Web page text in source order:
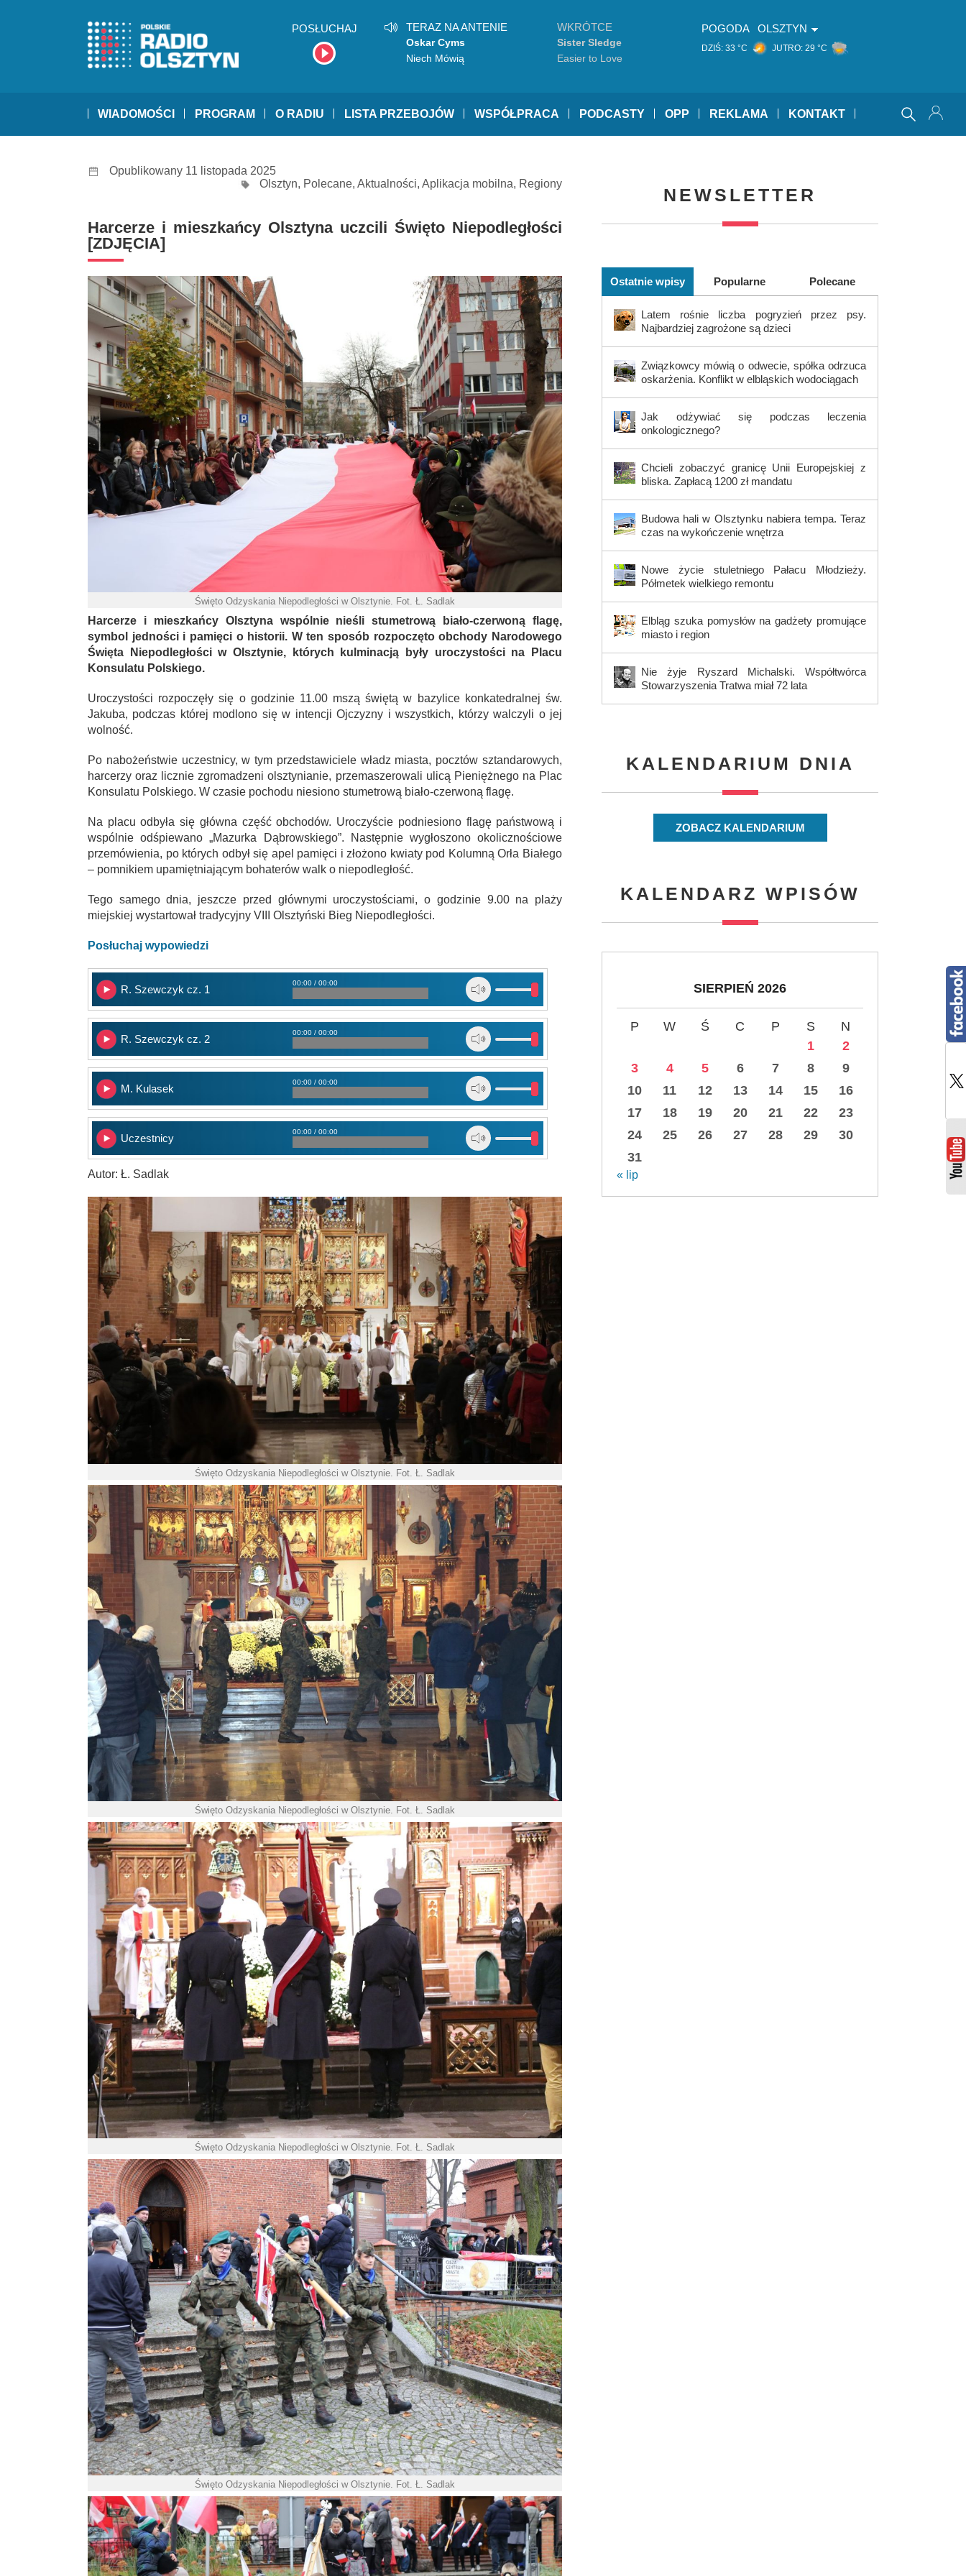
POSŁUCHAJ TERAZ NA ANTENIE
Oskar Cyms
Niech Mówią
WKRÓTCE
Sister Sledge
Easier to Love
POGODA OLSZTYN
DZIŚ: 33 °C JUTRO: 29 °C
WIADOMOŚCI PROGRAM O RADIU LISTA PRZEBOJÓW WSPÓŁPRACA PODCASTY OPP REKLAMA KONTAKT
Opublikowany 11 listopada 2025
Olsztyn, Polecane, Aktualności, Aplikacja mobilna, Regiony
Harcerze i mieszkańcy Olsztyna uczcili Święto Niepodległości
[ZDJĘCIA]
Święto Odzyskania Niepodległości w Olsztynie. Fot. Ł. Sadlak
Harcerze i mieszkańcy Olsztyna wspólnie nieśli stumetrową biało-czerwoną flagę,
symbol jedności i pamięci o historii. W ten sposób rozpoczęto obchody Narodowego
Święta Niepodległości w Olsztynie, których kulminacją były uroczystości na Placu
Konsulatu Polskiego.
Uroczystości rozpoczęły się o godzinie 11.00 mszą świętą w bazylice konkatedralnej św.
Jakuba, podczas której modlono się w intencji Ojczyzny i wszystkich, którzy walczyli o jej
wolność.
Po nabożeństwie uczestnicy, w tym przedstawiciele władz miasta, pocztów sztandarowych,
harcerzy oraz licznie zgromadzeni olsztynianie, przemaszerowali ulicą Pieniężnego na Plac
Konsulatu Polskiego. W czasie pochodu niesiono stumetrową biało-czerwoną flagę.
Na placu odbyła się główna część obchodów. Uroczyście podniesiono flagę państwową i
wspólnie odśpiewano „Mazurka Dąbrowskiego”. Następnie wygłoszono okolicznościowe
przemówienia, po których odbył się apel pamięci i złożono kwiaty pod Kolumną Orła Białego
– pomnikiem upamiętniającym bohaterów walk o niepodległość.
Tego samego dnia, jeszcze przed głównymi uroczystościami, o godzinie 9.00 na plaży
miejskiej wystartował tradycyjny VIII Olsztyński Bieg Niepodległości.
Posłuchaj wypowiedzi
R. Szewczyk cz. 1
00:00 / 00:00
R. Szewczyk cz. 2
00:00 / 00:00
M. Kulasek
00:00 / 00:00
Uczestnicy
00:00 / 00:00
Autor: Ł. Sadlak
Święto Odzyskania Niepodległości w Olsztynie. Fot. Ł. Sadlak
Święto Odzyskania Niepodległości w Olsztynie. Fot. Ł. Sadlak
Święto Odzyskania Niepodległości w Olsztynie. Fot. Ł. Sadlak
Święto Odzyskania Niepodległości w Olsztynie. Fot. Ł. Sadlak
NEWSLETTER
Ostatnie wpisy Popularne Polecane
Latem rośnie liczba pogryzień przez psy.
Najbardziej zagrożone są dzieci
Związkowcy mówią o odwecie, spółka odrzuca
oskarżenia. Konflikt w elbląskich wodociągach
Jak odżywiać się podczas leczenia
onkologicznego?
Chcieli zobaczyć granicę Unii Europejskiej z
bliska. Zapłacą 1200 zł mandatu
Budowa hali w Olsztynku nabiera tempa. Teraz
czas na wykończenie wnętrza
Nowe życie stuletniego Pałacu Młodzieży.
Półmetek wielkiego remontu
Elbląg szuka pomysłów na gadżety promujące
miasto i region
Nie żyje Ryszard Michalski. Współtwórca
Stowarzyszenia Tratwa miał 72 lata
KALENDARIUM DNIA
ZOBACZ KALENDARIUM
KALENDARZ WPISÓW
SIERPIEŃ 2026
P W Ś C P S
N
1
2
3
4 5 6 7 8
9
10
11 12 13 14 15
16
17
18 19 20 21 22
23
24
25 26 27 28 29
30
31
« lip